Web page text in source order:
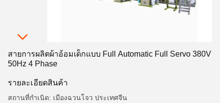
สายการผลิตผ้าอ้อมเด็กแบบ Full Automatic Full Servo 380V
50Hz 4 Phase
รายละเอียดสินค้า
สถานที่กำเนิด: เมืองฉวนโจว ประเทศจีน